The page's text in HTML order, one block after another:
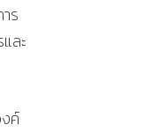
ร
ละ
ค์